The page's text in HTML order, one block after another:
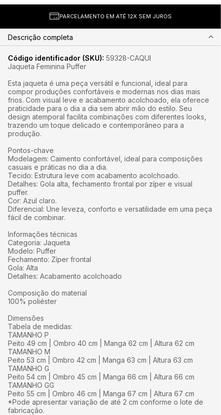
PARCELAMENTO EM ATÉ 12X SEM JUROS
Descrição completa
Código identificador (SKU): 59328-CAQUI
Jaqueta Feminina Puffer
Esta jaqueta é uma peça versátil e funcional, ideal para
compor produções confortáveis e modernas nos dias mais
frios. Com visual leve e acabamento acolchoado, ela oferece
praticidade para o dia a dia sem abrir mão do estilo. Seu
design atemporal facilita combinações com diferentes looks,
trazendo um toque delicado e contemporâneo para a
produção.
Pontos-chave
Modelagem: Caimento confortável, ideal para composições
casuais e práticas no dia a dia.
Tecido: Estrutura leve com acabamento acolchoado.
Detalhes: Gola alta, fechamento frontal por zíper e visual
puffer.
Cor: Azul claro.
Diferencial: Une leveza, conforto e versatilidade em uma peça
fácil de combinar.
Informações técnicas
Categoria: Jaqueta
Modelo: Puffer
Fechamento: Zíper frontal
Gola: Alta
Detalhes: Acabamento acolchoado
Composição do material
100% poliéster
Dimensões
Tabela de medidas:
TAMANHO P
Peito 49 cm | Ombro 40 cm | Manga 62 cm | Altura 62 cm
TAMANHO M
Peito 53 cm | Ombro 42 cm | Manga 63 cm | Altura 63 cm
TAMANHO G
Peito 54 cm | Ombro 45 cm | Manga 66 cm | Altura 66 cm
TAMANHO GG
Peito 55 cm | Ombro 46 cm | Manga 67 cm | Altura 67 cm
*Pode apresentar variação de até 2 cm conforme o lote de
fabricação.